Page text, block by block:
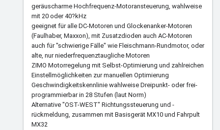
geräuscharme Hochfrequenz-Motoransteuerung, wahlweise
mit 20 oder 40?kHz
geeignet für alle DC-Motoren und Glockenanker-Motoren
(Faulhaber, Maxxon), mit Zusatzdioden auch AC-Motoren
auch für "schwierige Fälle" wie Fleischmann-Rundmotor, oder
alte, nur niederfrequenztaugliche Motoren
ZIMO Motorregelung mit Selbst-Optimierung und zahlreichen
Einstellmöglichkeiten zur manuellen Optimierung
Geschwindigkeitskennlinie wahlweise Dreipunkt- oder frei-
programmierbar in 28 Stufen (laut Norm)
Alternative "OST-WEST" Richtungssteuerung und -
rückmeldung, zusammen mit Basisgerät MX10 und Fahrpult
MX32